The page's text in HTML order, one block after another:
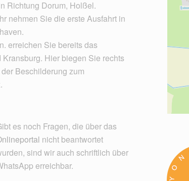
Richtung Dorum, Holßel.
nehmen Sie die erste Ausfahrt in
erreichen Sie bereits das
Hier biegen Sie rechts
Beschilderung zum
es noch Fragen, die über das
nicht beantwortet
sind wir auch schriftlich über
erreichbar.